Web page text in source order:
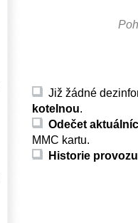
Již žádné
kotelnou
Odečet
MMC kartu.
Historie